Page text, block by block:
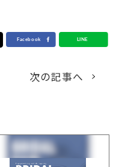
次の記事へ